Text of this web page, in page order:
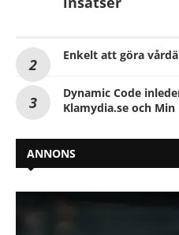
Enkelt att göra
Dynamic Code
Klamydia.se och
ANNONS